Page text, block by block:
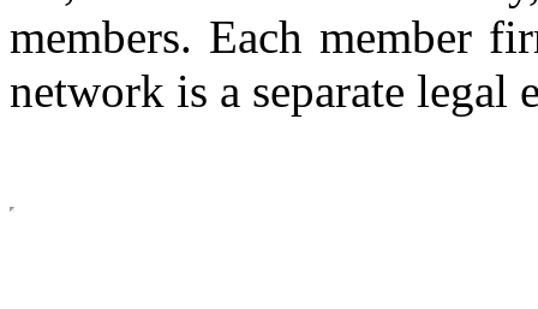
members. Each member
network is a separate legal